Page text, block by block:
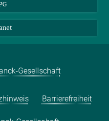
Gesellschaft
Barrierefreiheit